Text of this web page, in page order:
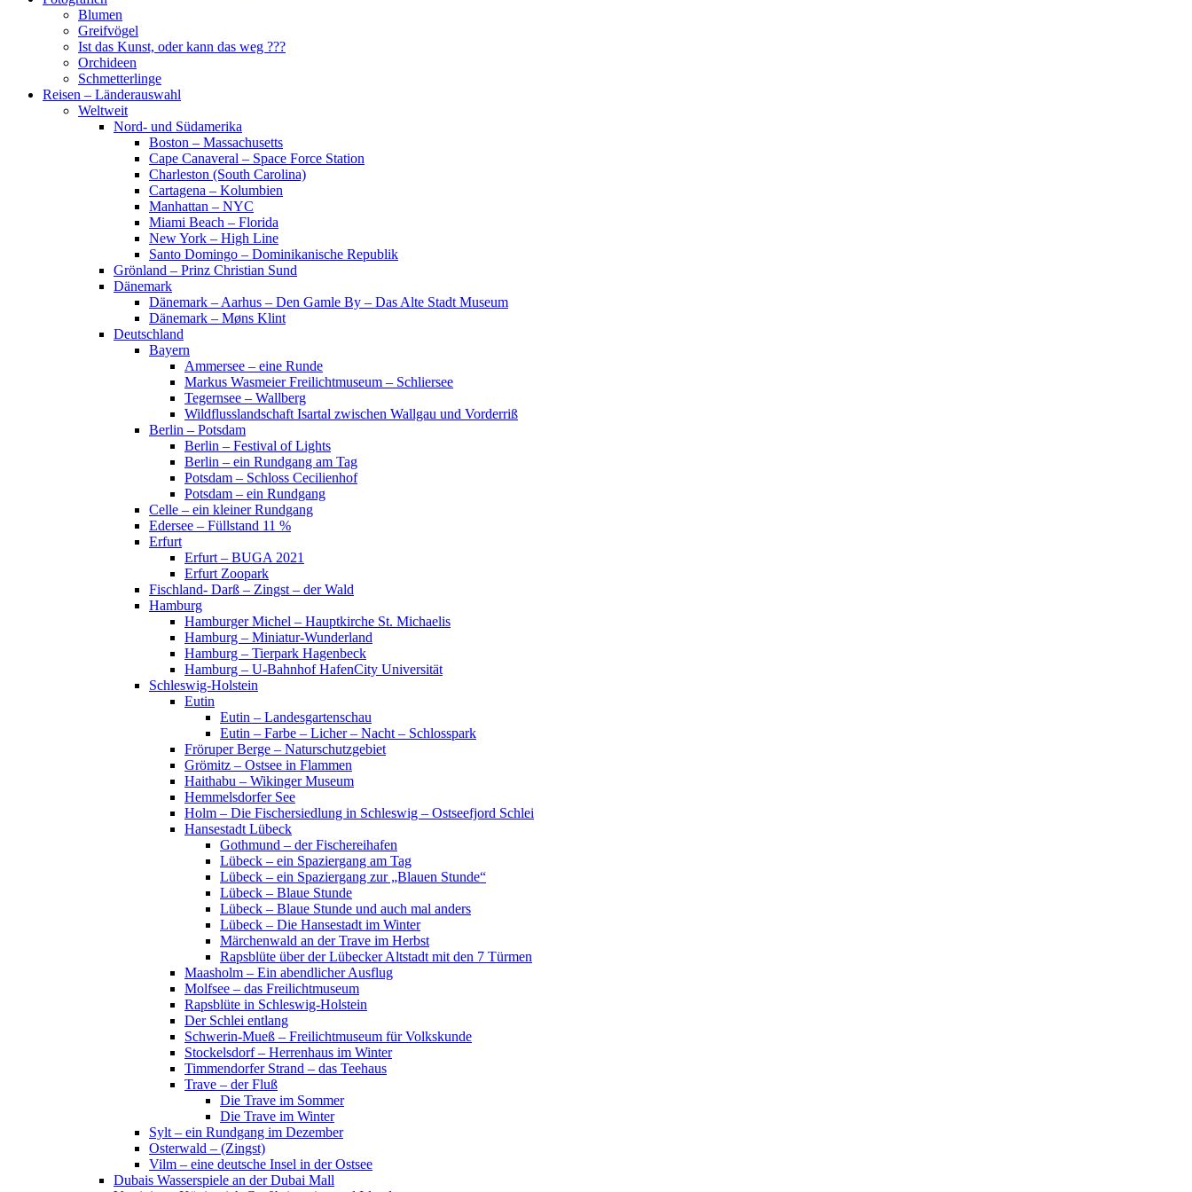
Blumen
Greifvögel
Ist das Kunst, oder kann das weg ???
Orchideen
Schmetterlinge
Reisen – Länderauswahl
Weltweit
Nord- und Südamerika
Boston – Massachusetts
Cape Canaveral – Space Force Station
Charleston (South Carolina)
Cartagena – Kolumbien
Manhattan – NYC
Miami Beach – Florida
New York – High Line
Santo Domingo – Dominikanische Republik
Grönland – Prinz Christian Sund
Dänemark
Dänemark – Aarhus – Den Gamle By – Das Alte Stadt Museum
Dänemark – Møns Klint
Deutschland
Bayern
Ammersee – eine Runde
Markus Wasmeier Freilichtmuseum – Schliersee
Tegernsee – Wallberg
Wildflusslandschaft Isartal zwischen Wallgau und Vorderriß
Berlin – Potsdam
Berlin – Festival of Lights
Berlin – ein Rundgang am Tag
Potsdam – Schloss Cecilienhof
Potsdam – ein Rundgang
Celle – ein kleiner Rundgang
Edersee – Füllstand 11 %
Erfurt
Erfurt – BUGA 2021
Erfurt Zoopark
Fischland- Darß – Zingst – der Wald
Hamburg
Hamburger Michel – Hauptkirche St. Michaelis
Hamburg – Miniatur-Wunderland
Hamburg – Tierpark Hagenbeck
Hamburg – U-Bahnhof HafenCity Universität
Schleswig-Holstein
Eutin
Eutin – Landesgartenschau
Eutin – Farbe – Licher – Nacht – Schlosspark
Fröruper Berge – Naturschutzgebiet
Grömitz – Ostsee in Flammen
Haithabu – Wikinger Museum
Hemmelsdorfer See
Holm – Die Fischersiedlung in Schleswig – Ostseefjord Schlei
Hansestadt Lübeck
Gothmund – der Fischereihafen
Lübeck – ein Spaziergang am Tag
Lübeck – ein Spaziergang zur „Blauen Stunde“
Lübeck – Blaue Stunde
Lübeck – Blaue Stunde und auch mal anders
Lübeck – Die Hansestadt im Winter
Märchenwald an der Trave im Herbst
Rapsblüte über der Lübecker Altstadt mit den 7 Türmen
Maasholm – Ein abendlicher Ausflug
Molfsee – das Freilichtmuseum
Rapsblüte in Schleswig-Holstein
Der Schlei entlang
Schwerin-Mueß – Freilichtmuseum für Volkskunde
Stockelsdorf – Herrenhaus im Winter
Timmendorfer Strand – das Teehaus
Trave – der Fluß
Die Trave im Sommer
Die Trave im Winter
Sylt – ein Rundgang im Dezember
Osterwald – (Zingst)
Vilm – eine deutsche Insel in der Ostsee
Dubais Wasserspiele an der Dubai Mall